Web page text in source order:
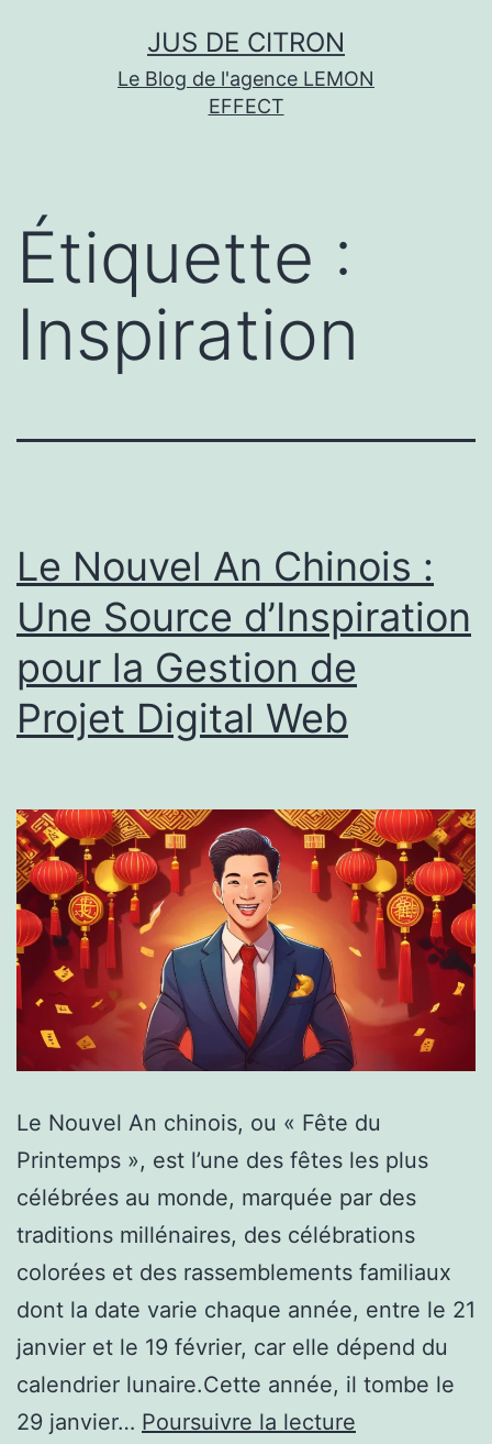
JUS DE CITRON
Le Blog de l'agence LEMON
EFFECT
Étiquette :
Inspiration
Le Nouvel An Chinois :
Une Source d’Inspiration
pour la Gestion de
Projet Digital Web
Le Nouvel An chinois, ou « Fête du
Printemps », est l’une des fêtes les plus
célébrées au monde, marquée par des
traditions millénaires, des célébrations
colorées et des rassemblements familiaux
dont la date varie chaque année, entre le 21
janvier et le 19 février, car elle dépend du
calendrier lunaire.Cette année, il tombe le
29 janvier… Poursuivre la lecture